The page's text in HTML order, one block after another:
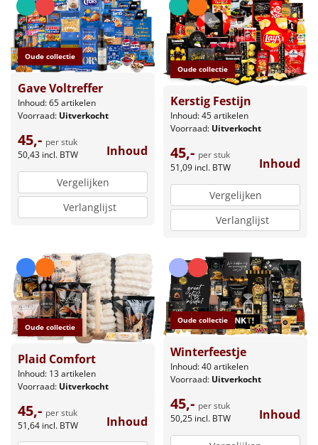
Oude collectie
Gave Voltreffer
Inhoud: 65 artikelen
Voorraad: Uitverkocht
45,- per stuk
50,43 incl. BTW Inhoud
Vergelijken
Verlanglijst
Oude collectie
Kerstig Festijn
Inhoud: 45 artikelen
Voorraad: Uitverkocht
45,- per stuk
51,09 incl. BTW Inhoud
Vergelijken
Verlanglijst
Oude collectie
Plaid Comfort
Inhoud: 13 artikelen
Voorraad: Uitverkocht
45,- per stuk
51,64 incl. BTW Inhoud
Oude collectie
Winterfeestje
Inhoud: 40 artikelen
Voorraad: Uitverkocht
45,- per stuk
50,25 incl. BTW Inhoud